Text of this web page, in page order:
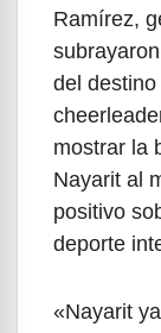
Ramírez,
del
mostrar la
Nayarit al
positivo
deporte
«Nayarit